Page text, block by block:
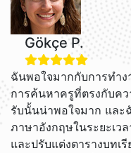
Gökçe P.
ฉันพอใจมากกับการทำ
การค้นหาครูที่ตรงกับค
รับนั้นน่าพอใจมาก และ
ภาษาอังกฤษในระยะเว
และปรับแต่งตารางบทเ